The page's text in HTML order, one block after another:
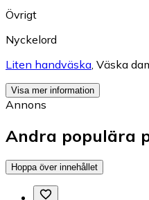
Övrigt
Nyckelord
Liten handväska Väska
Visa mer information
Annons
Andra populära
Hoppa över innehållet